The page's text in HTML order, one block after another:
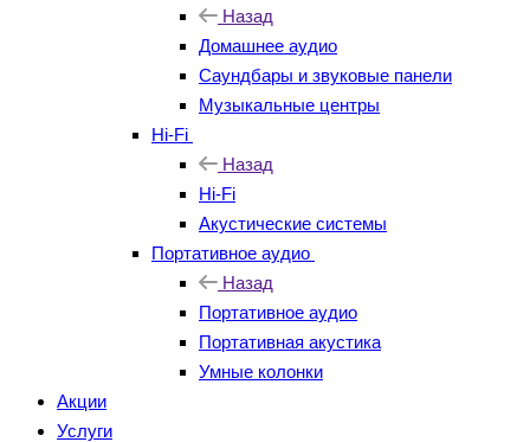
Назад
Домашнее аудио
Саундбары и звуковые панели
Музыкальные центры
Hi-Fi
Назад
Hi-Fi
Акустические системы
Портативное аудио
Назад
Портативное аудио
Портативная акустика
Умные колонки
Акции
Услуги